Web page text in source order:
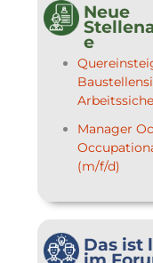
Neue
e
Manager
(m/f/d)
Das ist